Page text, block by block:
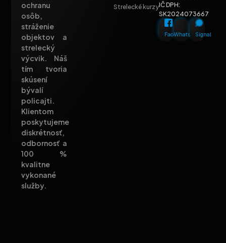
ochranu
osôb,
stráženie
objektov a
strelecký
výcvik. Náš
tím tvoria
skúsení
bývalí
policajti.
Klientom
poskytujeme
diskrétnosť,
odbornosť a
100 %
kvalitne
vykonané
služby.
Strelecké kurzyIČ DPH:
SK2024073667
Facebook
WhatsappSignal